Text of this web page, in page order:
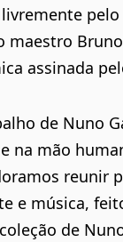
maestro
assinada
de Nuno
na mão
reunir
e música,
de